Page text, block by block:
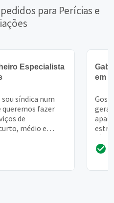
para Perícias e
Especialista
síndica num
queremos fazer
de
médio e
á...
em